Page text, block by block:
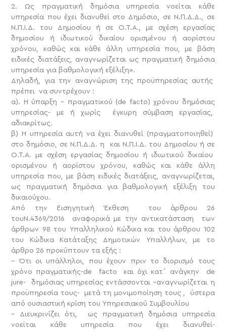
2. Ως πραγματική δημόσια υπηρεσία νοείται κάθε
υπηρεσία που έχει διανυθεί στο Δημόσιο, σε Ν.Π.Δ.Δ., σε
Ν.Π.Ι.Δ. του Δημοσίου ή σε Ο.Τ.Α., με σχέση εργασίας
δημοσίου ή ιδιωτικού δικαίου ορισμένου ή αορίστου
χρόνου, καθώς και κάθε άλλη υπηρεσία που, με βάση
ειδικές διατάξεις, αναγνωρίζεται ως πραγματική δημόσια
υπηρεσία για βαθμολογική εξέλιξη».
Δηλαδή, για την αναγνώριση της προϋπηρεσίας αυτής
πρέπει να συντρέχουν :
α). Η ύπαρξη – πραγματικού (de facto) χρόνου δημόσιας
υπηρεσίας- με ή χωρίς έγκυρη σύμβαση εργασίας,
αδιακρίτως.
β) H υπηρεσία αυτή να έχει διανυθεί (πραγματοποιηθεί)
στο δημόσιο, σε Ν.Π.Δ.Δ. η και Ν.Π.Ι.Δ. του Δημοσίου ή σε
Ο.Τ.Α. με σχέση εργασίας δημοσίου ή ιδιωτικού δικαίου
ορισμένου ή αορίστου χρόνου, καθώς και κάθε άλλη
υπηρεσία που, με βάση ειδικές διατάξεις, αναγνωρίζεται,
ως πραγματική δημόσια για βαθμολογική εξέλιξη του
δικαιούχου.
Από την Εισηγητική Έκθεση του άρθρου 26
τουΝ.4369/2016 αναφορικά με την αντικατάσταση των
άρθρων 98 του Υπαλληλικού Κώδικα και του άρθρου 102
του Κώδικα Κατάταξης Δημοτικών Υπαλλήλων, με το
άρθρο 26 προκύπτουν τα εξής :
– Ότι οι υπάλληλοι, που έχουν πριν το διορισμό τους
χρόνο πραγματικής-de facto και όχι κατ΄ ανάγκην de
jure- δημόσιας υπηρεσίας εντάσσονται –αναγνωρίζεται η
προϋπηρεσία τους- μετά τη μονιμοποίηση τους , ύστερα
από ουσιαστική κρίση του Υπηρεσιακού Συμβουλίου
– Διευκρινίζει ότι, ως πραγματική δημόσια υπηρεσία
νοείται κάθε υπηρεσία που έχει διανυθεί-